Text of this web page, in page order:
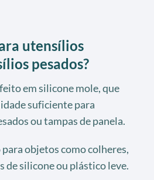
utensílios
pesados?
em silicone mole, que
suficiente para
ou tampas de panela.
objetos como colheres,
de silicone ou plástico leve.